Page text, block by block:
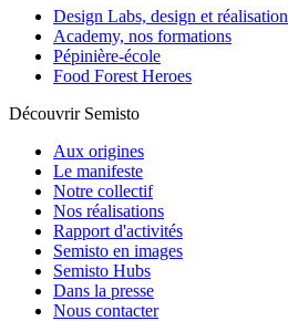
Design Labs, design et réalisation
Academy, nos formations
Pépinière-école
Food Forest Heroes
Découvrir Semisto
Aux origines
Le manifeste
Notre collectif
Nos réalisations
Rapport d'activités
Semisto en images
Semisto Hubs
Dans la presse
Nous contacter